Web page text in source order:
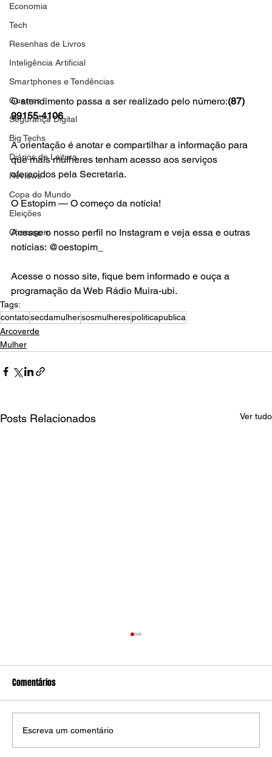
Economia
Tech
Resenhas de Livros
Inteligência Artificial
Smartphones e Tendências
Guerras
Segurança Digital
Big Techs
Diários de Leitura
Reviews
Copa do Mundo
Eleições
Checagem
O atendimento passa a ser realizado pelo número:(87)
99155-4106
A orientação é anotar e compartilhar a informação para
que mais mulheres tenham acesso aos serviços
oferecidos pela Secretaria.
O Estopim — O começo da notícia!
Acesse o nosso perfil no Instagram e veja essa e outras
notícias: @oestopim_
Acesse o nosso site, fique bem informado e ouça a
programação da Web Rádio Muira-ubi.
Tags:
contatosecdamulhersosmulherespoliticapublica
Arcoverde
Mulher
Posts Relacionados Ver tudo
Comentários
Escreva um comentário